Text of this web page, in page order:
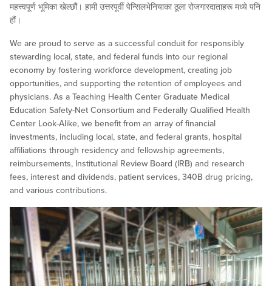
महत्त्वपूर्ण भूमिका खेल्छौं। हामी उत्तरपूर्वी पेन्सिलभेनियाका ठूला रोजगारदाताहरू मध्ये पनि
हौं।
We are proud to serve as a successful conduit for responsibly
stewarding local, state, and federal funds into our regional
economy by fostering workforce development, creating job
opportunities, and supporting the retention of employees and
physicians. As a Teaching Health Center Graduate Medical
Education Safety-Net Consortium and Federally Qualified Health
Center Look-Alike, we benefit from an array of financial
investments, including local, state, and federal grants, hospital
affiliations through residency and fellowship agreements,
reimbursements, Institutional Review Board (IRB) and research
fees, interest and dividends, patient services, 340B drug pricing,
and various contributions.